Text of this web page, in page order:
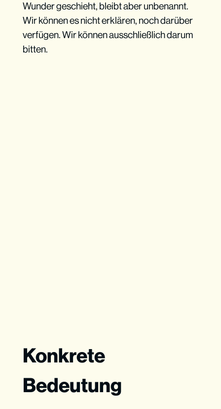
Wunder geschieht, bleibt aber unbenannt.
Wir können es nicht erklären, noch darüber
verfügen. Wir können ausschließlich darum
bitten.
Konkrete
Bedeutung